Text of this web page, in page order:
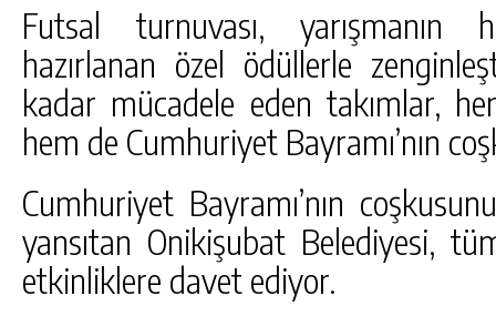
Futsal turnuvası, yarışmanın
hazırlanan özel ödüllerle
kadar mücadele eden takımlar,
hem de Cumhuriyet Bayramı’nın
Cumhuriyet Bayramı’nın
yansıtan Onikişubat Belediyesi,
etkinliklere davet ediyor.